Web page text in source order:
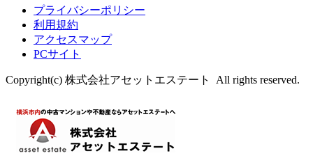
プライバシーポリシー
利用規約
アクセスマップ
PCサイト
Copyright(c) 株式会社アセットエステート All rights reserved.